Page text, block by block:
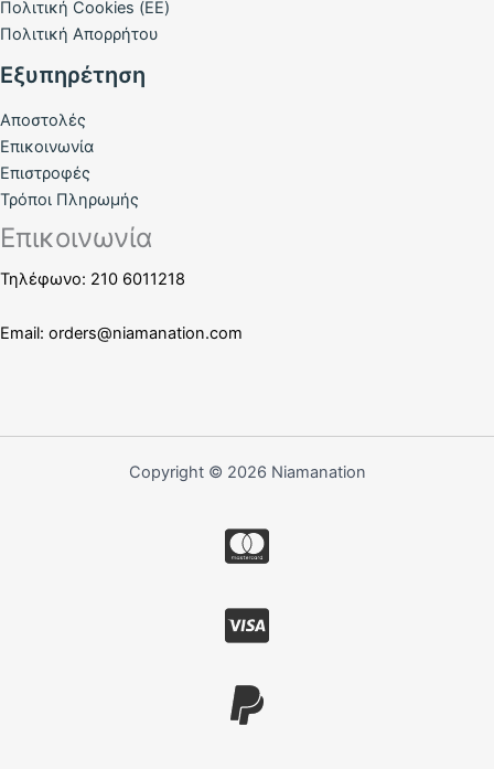
Πολιτική Cookies (ΕΕ)
Πολιτική Απορρήτου
Εξυπηρέτηση
Αποστολές
Επικοινωνία
Επιστροφές
Τρόποι Πληρωμής
Επικοινωνία
Τηλέφωνο: 210 6011218
Email: orders@niamanation.com
Copyright © 2026 Niamanation